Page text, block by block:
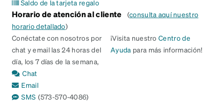
Saldo de la tarjeta regalo
Horario de atención al cliente (consulta aquí nuestro
horario detallado)
Conéctate con nosotros por
chat y email las 24 horas del
día, los 7 días de la semana,
Chat
Email
SMS (573-570-4086)
¡Visita nuestroCentro de
Ayuda para más información!